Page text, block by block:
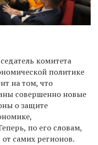
комитета
политике
на том, что
совершенно новые
о защите
по его словам,
самих регионов.